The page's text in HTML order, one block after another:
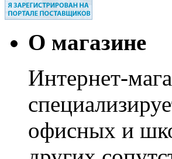
О магазине
Интернет-
офисных и